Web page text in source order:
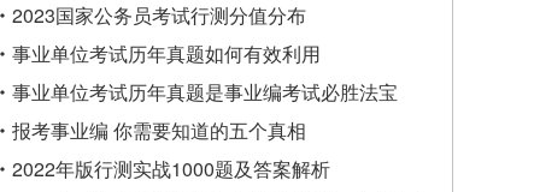
2023国家公务员考试行测分值分布
事业单位考试历年真题如何有效利用
事业单位考试历年真题是事业编考试必胜法宝
报考事业编 你需要知道的五个真相
2022年版行测实战1000题及答案解析